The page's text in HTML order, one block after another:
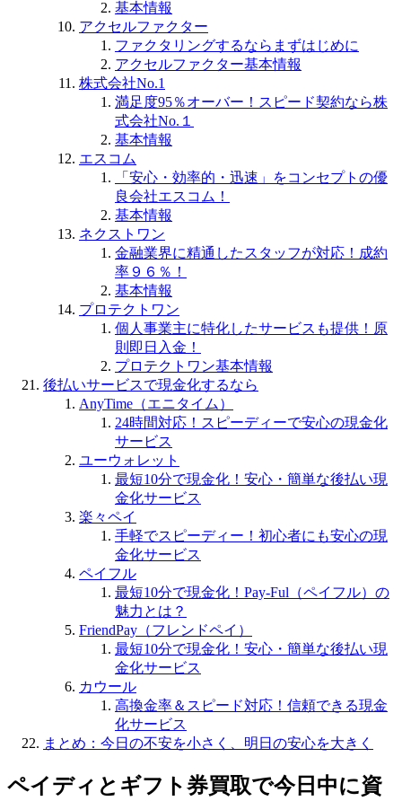
基本情報
アクセルファクター
ファクタリングするならまずはじめに
アクセルファクター基本情報
株式会社No.1
満足度95％オーバー！スピード契約なら株
式会社No.１
基本情報
エスコム
「安心・効率的・迅速」をコンセプトの優
良会社エスコム！
基本情報
ネクストワン
金融業界に精通したスタッフが対応！成約
率９６％！
基本情報
プロテクトワン
個人事業主に特化したサービスも提供！原
則即日入金！
プロテクトワン基本情報
後払いサービスで現金化するなら
AnyTime（エニタイム）
24時間対応！スピーディーで安心の現金化
サービス
ユーウォレット
最短10分で現金化！安心・簡単な後払い現
金化サービス
楽々ペイ
手軽でスピーディー！初心者にも安心の現
金化サービス
ペイフル
最短10分で現金化！Pay-Ful（ペイフル）の
魅力とは？
FriendPay（フレンドペイ）
最短10分で現金化！安心・簡単な後払い現
金化サービス
カウール
高換金率＆スピード対応！信頼できる現金
化サービス
まとめ：今日の不安を小さく、明日の安心を大きく
ペイディとギフト券買取で今日中に資